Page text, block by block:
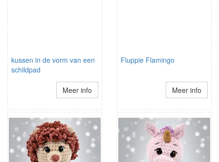
kussen in de vorm van een
schildpad
Meer info
Fluppie Flamingo
Meer info